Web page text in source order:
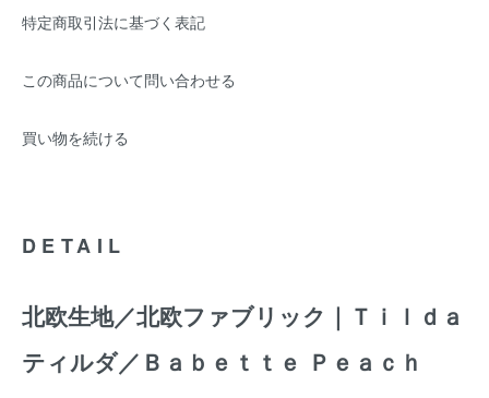
特定商取引法に基づく表記
この商品について問い合わせる
買い物を続ける
DETAIL
北欧生地／北欧ファブリック｜Ｔｉｌｄａ
ティルダ／Ｂａｂｅｔｔｅ Ｐｅａｃｈ